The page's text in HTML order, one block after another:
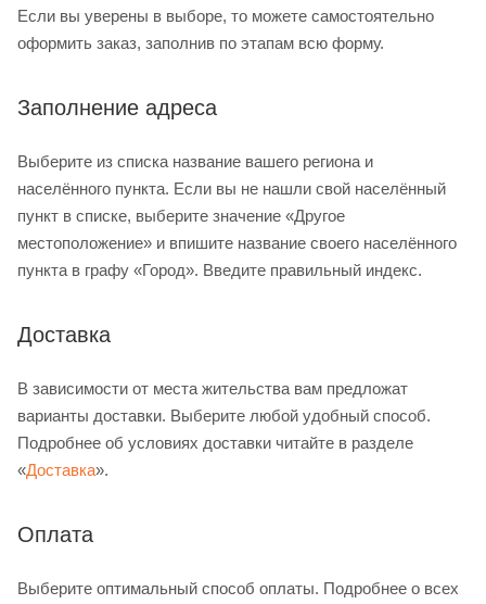
Если вы уверены в выборе, то можете самостоятельно
оформить заказ, заполнив по этапам всю форму.
Заполнение адреса
Выберите из списка название вашего региона и
населённого пункта. Если вы не нашли свой населённый
пункт в списке, выберите значение «Другое
местоположение» и впишите название своего населённого
пункта в графу «Город». Введите правильный индекс.
Доставка
В зависимости от места жительства вам предложат
варианты доставки. Выберите любой удобный способ.
Подробнее об условиях доставки читайте в разделе
«Доставка».
Оплата
Выберите оптимальный способ оплаты. Подробнее о всех